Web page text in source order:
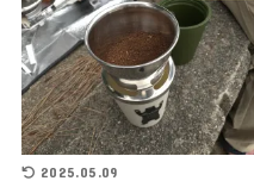
2025.05.09